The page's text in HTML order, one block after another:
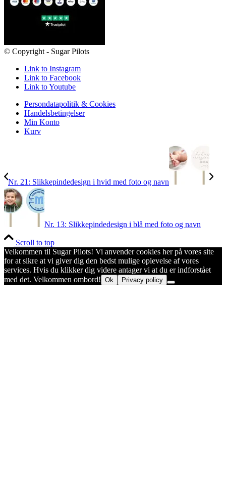
© Copyright - Sugar Pilots
Link to Instagram
Link to Facebook
Link to Youtube
Persondatapolitik & Cookies
Handelsbetingelser
Min Konto
Kurv
Nr. 21: Slikkepindedesign i hvid med foto og navn
Nr. 13: Slikkepindedesign i blå med foto og navn
Scroll to top
Velkommen til Sugar Pilots! Vi anvender cookies her på vores site
for at sikre at vi giver dig den bedst mulige oplevelse af vores
services. Hvis du klikker dig videre antager vi at du er indforstået
med det. Velkommen ombord! Ok Privacy policy